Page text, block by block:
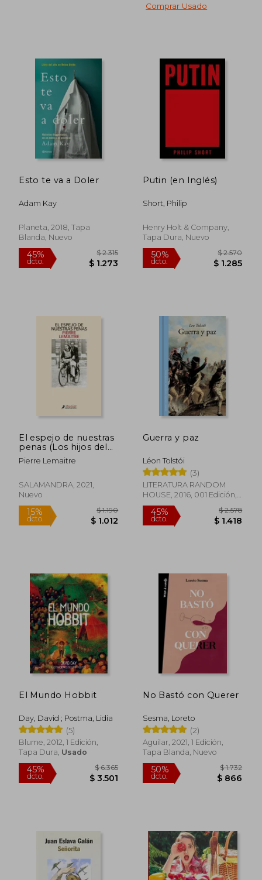
45%
dcto.
$ 2.805 15%
dcto.
Rápido
Comprar Usado
Esto te va a Doler
Adam Kay
Planeta, 2018, Tapa
Blanda, Nuevo
Putin (en Inglés)
Short, Philip
Henry Holt & Company,
Tapa Dura, Nuevo
El espejo de nuestras
penas (Los hijos del
desastre 3)
Pierre Lemaitre
SALAMANDRA, 2021,
Nuevo
Guerra y paz
Léon Tolstói
(3)
LITERATURA RANDOM
HOUSE, 2016, 001 Edición,
Tapa Dura, Nuevo
El Mundo Hobbit
Day, David ; Postma, Lidia
(5)
Blume, 2012, 1 Edición,
Tapa Dura, Usado
No Bastó con Querer
Sesma, Loreto
(2)
Aguilar, 2021, 1 Edición,
Tapa Blanda, Nuevo